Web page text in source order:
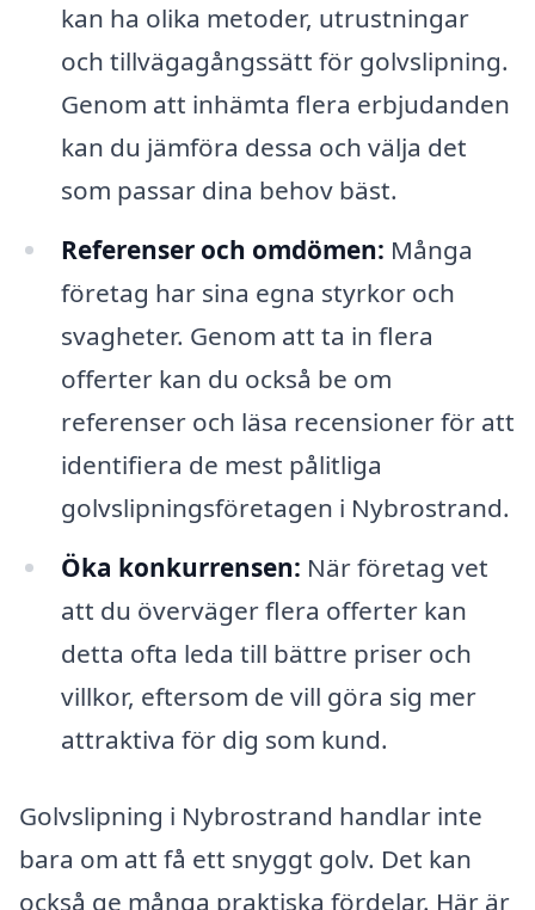
kan ha olika metoder, utrustningar
och tillvägagångssätt för golvslipning.
Genom att inhämta flera erbjudanden
kan du jämföra dessa och välja det
som passar dina behov bäst.
Referenser och omdömen: Många
företag har sina egna styrkor och
svagheter. Genom att ta in flera
offerter kan du också be om
referenser och läsa recensioner för att
identifiera de mest pålitliga
golvslipningsföretagen i Nybrostrand.
Öka konkurrensen: När företag vet
att du överväger flera offerter kan
detta ofta leda till bättre priser och
villkor, eftersom de vill göra sig mer
attraktiva för dig som kund.
Golvslipning i Nybrostrand handlar inte
bara om att få ett snyggt golv. Det kan
också ge många praktiska fördelar. Här är